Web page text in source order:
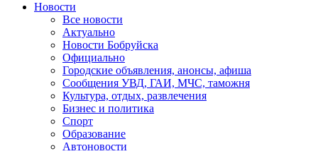
Новости
Все новости
Актуально
Новости Бобруйска
Официально
Городские объявления, анонсы, афиша
Сообщения УВД, ГАИ, МЧС, таможня
Культура, отдых, развлечения
Бизнес и политика
Спорт
Образование
Автоновости